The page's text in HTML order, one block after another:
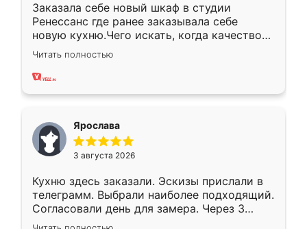
Заказала себе новый шкаф в студии
Ренессанс где ранее заказывала себе
новую кухню.Чего искать, когда качеством
вполне довольна. Служит кухня уже почти
два года, нареканий нет.
Читать полностью
Ярослава
3 августа 2026
Кухню здесь заказали. Эскизы прислали в
телеграмм. Выбрали наиболее подходящий.
Согласовали день для замера. Через 3
недели кухня была уже готова. Остались